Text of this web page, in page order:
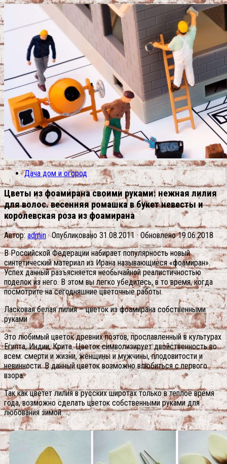
Дача дом и огород
Цветы из фоамирана своими руками: нежная лилия
для волос. весенняя ромашка в букет невесты и
королевская роза из фоамирана
Автор:admin · Опубликовано 31.08.2011 · Обновлено19.06.2018
В Российской Федерации набирает популярность новый
синтетический материал из Ирана называющиеся «фоамиран».
Успех данный разъясняется необычайной реалистичностью
поделок из него. В этом вы легко убедитесь, в то время, когда
посмотрите на сегодняшние цветочные работы.
Ласковая белая лилия – цветок из фоамирана собственными
руками
Это любимый цветок древних поэтов, прославленный в культурах
Египта, Индии, Крита. Цветок символизирует двойственность во
всем: смерти и жизни, женщины и мужчины, плодовитости и
невинности. В данный цветок возможно влюбиться с первого
взора.
Так как цветет лилия в русских широтах только в теплое время
года, возможно сделать цветок собственными руками для
любования зимой.